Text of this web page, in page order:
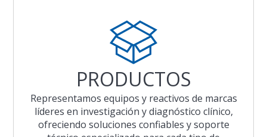
PRODUCTOS
Representamos equipos y reactivos de marcas
líderes en investigación y diagnóstico clínico,
ofreciendo soluciones confiables y soporte